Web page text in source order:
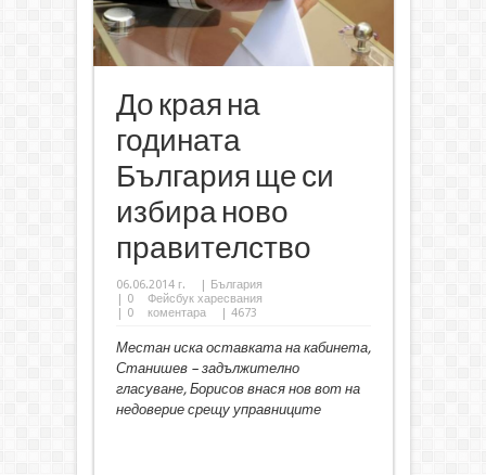
До края на
годината
България ще си
избира ново
правителство
06.06.2014 г. | България
| 0
Фейсбук харесвания
| 0 коментара | 4673
Местан иска оставката на кабинета,
Станишев – задължително
гласуване, Борисов внася нов вот на
недоверие срещу управниците